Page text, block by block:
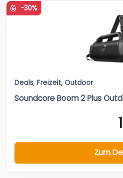
-30%
Deals, Freizeit, Outdoor
Soundcore Boom 2 Plus
Zum